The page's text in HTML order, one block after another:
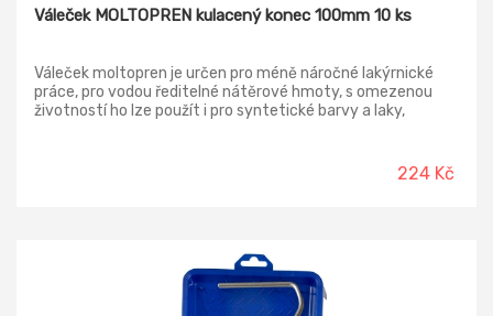
Váleček MOLTOPREN kulacený konec 100mm 10 ks
Váleček moltopren je určen pro méně náročné lakýrnické
práce, pro vodou ředitelné nátěrové hmoty, s omezenou
životností ho lze použít i pro syntetické barvy a laky,
široký 100 mm, proto je zejména vhodný pro dokončovací
práce a pro nátěry špatně přístupných míst a pod. Balení
224 Kč